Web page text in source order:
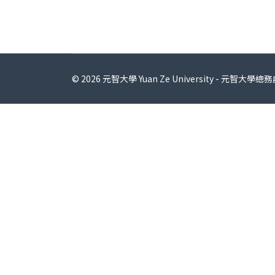
© 2026 元智大學 Yuan Ze University - 元智大學總務